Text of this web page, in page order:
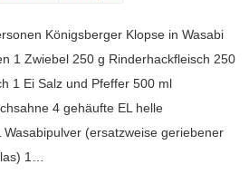
Königsberger Klopse in Wasabi
1 Zwiebel 250 g Rinderhackfleisch 250
1 Ei Salz und Pfeffer 500 ml
4 gehäufte EL helle
(ersatzweise geriebener
1…